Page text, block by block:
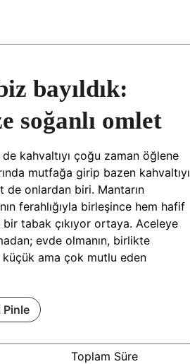
bayıldık:
soğanlı omlet
kahvaltıyı çoğu zaman öğlene
mutfağa girip bazen kahvaltıyı
de onlardan biri. Mantarın
ferahlığıyla birleşince hem hafif
tabak çıkıyor ortaya. Aceleye
evde olmanın, birlikte
küçük ama çok mutlu eden
Pinle
Toplam Süre